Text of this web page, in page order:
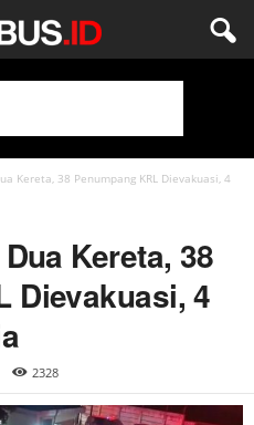
Kereta, 38 Penumpang KRL Dievakuasi, 4
Kereta, 38
Dievakuasi, 4
2328